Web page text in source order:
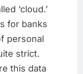
‘cloud.’
for banks
personal
strict.
this data